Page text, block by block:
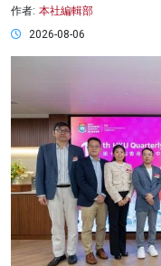
作者: 本社編輯部
2026-08-06